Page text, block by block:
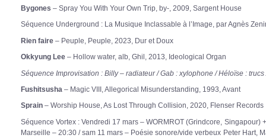
Bygones – Spray You With Your Own Trip, by-, 2009, Sargent House
Séquence Underground : La Musique Inclassable à l’Image, par Agnès
Rien faire – Peuple, Peuple, 2023, Dur et Doux
Okkyung Lee – Hollow water, alb, Ghil, 2013, Ideological Organ
Séquence Improvisation : Billy – radiateur / Gab : xylophone / Héloïse :
Fushitsusha – Magic VIII, Allegorical Misunderstanding, 1993, Avant
Sprain – Worship House, As Lost Through Collision, 2020, Flenser Records
Séquence Vortex : Vendredi 17 mars – WORMROT (Grindcore, Singapour)
Marseille – 20:30 / sam 11 mars – Poésie sonore/vide verbeux Peter Hart,